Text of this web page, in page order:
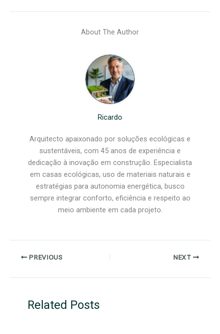
About The Author
Ricardo
Arquitecto apaixonado por soluções ecológicas e
sustentáveis, com 45 anos de experiência e
dedicação à inovação em construção. Especialista
em casas ecológicas, uso de materiais naturais e
estratégias para autonomia energética, busco
sempre integrar conforto, eficiência e respeito ao
meio ambiente em cada projeto.
PREVIOUS NEXT
Related Posts